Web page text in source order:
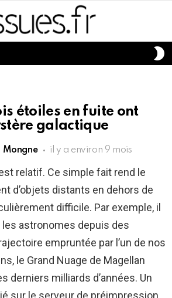
étoiles en fuite ont
galactique
Mongne il y a environ 9 mois
relatif. Ce simple fait rend le
d’objets distants en dehors de
difficile. Par exemple, il
les astronomes depuis des
empruntée par l’un de nos
le Grand Nuage de Magellan
derniers milliards d’années. Un
sur le serveur de préimpression